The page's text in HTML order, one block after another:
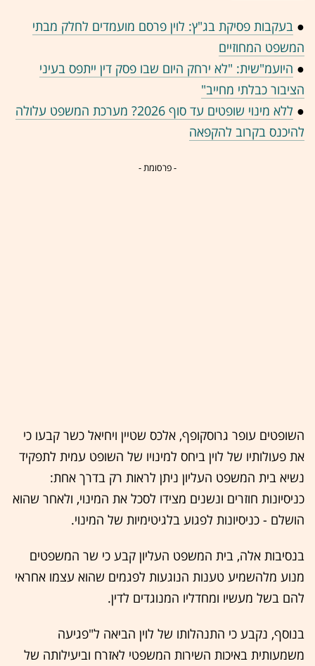
● בעקבות פסיקת בג"ץ: לוין פרסם מועמדים לחלק מבתי
המשפט המחוזיים
● היועמ"שית: "לא ירחק היום שבו פסק דין ייתפס בעיני
הציבור כבלתי מחייב"
●
ללא מינוי שופטים עד סוף 2026? מערכת המשפט עלולה
להיכנס בקרוב להקפאה
- פרסומת -
השופטים עופר גרוסקופף, אלכס שטיין ויחיאל כשר קבעו כי
את פעולותיו של לוין ביחס למינויו של השופט עמית לתפקיד
נשיא בית המשפט העליון ניתן לראות רק בדרך אחת:
כניסיונות חוזרים ונשנים מצידו לסכל את המינוי, ולאחר שהוא
הושלם - כניסיונות לפגוע בלגיטימיות של המינוי.
בנסיבות אלה, בית המשפט העליון קבע כי שר המשפטים
מנוע מלהשמיע טענות הנוגעות לפגמים שהוא עצמו אחראי
להם בשל מעשיו ומחדליו המנוגדים לדין.
בנוסף, נקבע כי התנהלותו של לוין הביאה ל"פגיעה
משמעותית באיכות השירות המשפטי לאזרח וביעילותה של